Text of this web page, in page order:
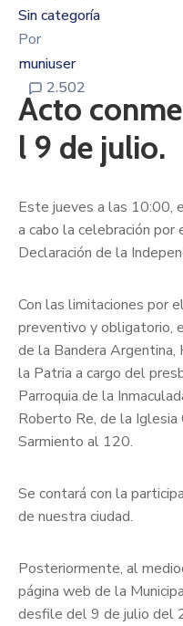
Sin categoría
Por
muniuser
2.502
Acto
l 9 de julio.
Este jueves a las 10:00,
a cabo la celebración
Declaración de la
Con las limitaciones por
preventivo y obligatorio,
de la Bandera Argentina,
la Patria a cargo del
Parroquia de la
Roberto Re, de la Iglesia
Sarmiento al 120.
Se contará con la
de nuestra ciudad.
Posteriormente, al
página web de la
desfile del 9 de julio del